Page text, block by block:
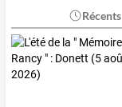
Récents